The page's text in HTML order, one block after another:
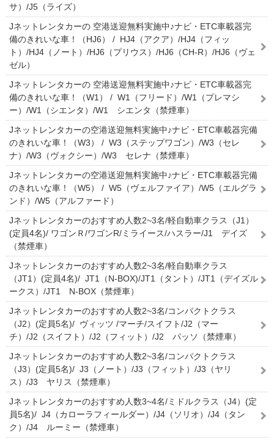
サ）/J5（ライズ）
Jネットレンタカーの 空港送迎無料実施中♪ナビ・ETC車載器完
備のきれいな車！（HJ6） / HJ4（アクア）/HJ4（フィッ
ト）/HJ4（ノート）/HJ6（プリウス）/HJ6（CH-R）/HJ6（ヴェ
ゼル）
Jネットレンタカーの 空港送迎無料実施中♪ナビ・ETC車載器完
備のきれいな車！（W1） / W1（フリード）/W1（プレマシ
ー）/W1（シエンタ）/W1 シエンタ（禁煙車）
Jネットレンタカーの空港送迎無料実施中♪ナビ・ETC車載器完備
のきれいな車！（W3） / W3（ステップワゴン）/W3（セレ
ナ）/W3（ヴォクシー）/W3 セレナ（禁煙車）
Jネットレンタカーの空港送迎無料実施中♪ナビ・ETC車載器完備
のきれいな車！（W5） / W5（ヴェルファイア）/W5（エルグラ
ンド）/W5（アルファード）
Jネットレンタカーのおすすめ人数2~3名/軽自動車クラス（J1）
(定員4名)/ ワゴンＲ/ワゴンR/ミライース/ハスラー/J1 デイズ
（禁煙車）
Jネットレンタカーのおすすめ人数2~3名/軽自動車クラス
（JT1）(定員4名)/ JT1（N-BOX)/JT1（タント）/JT1（デイズル
ークス）/JT1 N-BOX（禁煙車）
Jネットレンタカーのおすすめ人数2~3名/コンパクトクラス
（J2）(定員5名)/ ヴィッツ /マーチ/スイフト/J2（マー
チ）/J2（スイフト）/J2（フィット）/J2 パッソ（禁煙車）
Jネットレンタカーのおすすめ人数2~3名/コンパクトクラス
（J3）(定員5名)/ J3（ノート）/J3（フィット）/J3（ヤリ
ス）/J3 ヤリス（禁煙車）
Jネットレンタカーのおすすめ人数3~4名/ミドルクラス（J4）(定
員5名)/ J4（カローラフィールダー）/J4（ソリオ）/J4（タン
ク）/J4 ルーミー（禁煙車）